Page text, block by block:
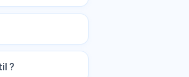
?